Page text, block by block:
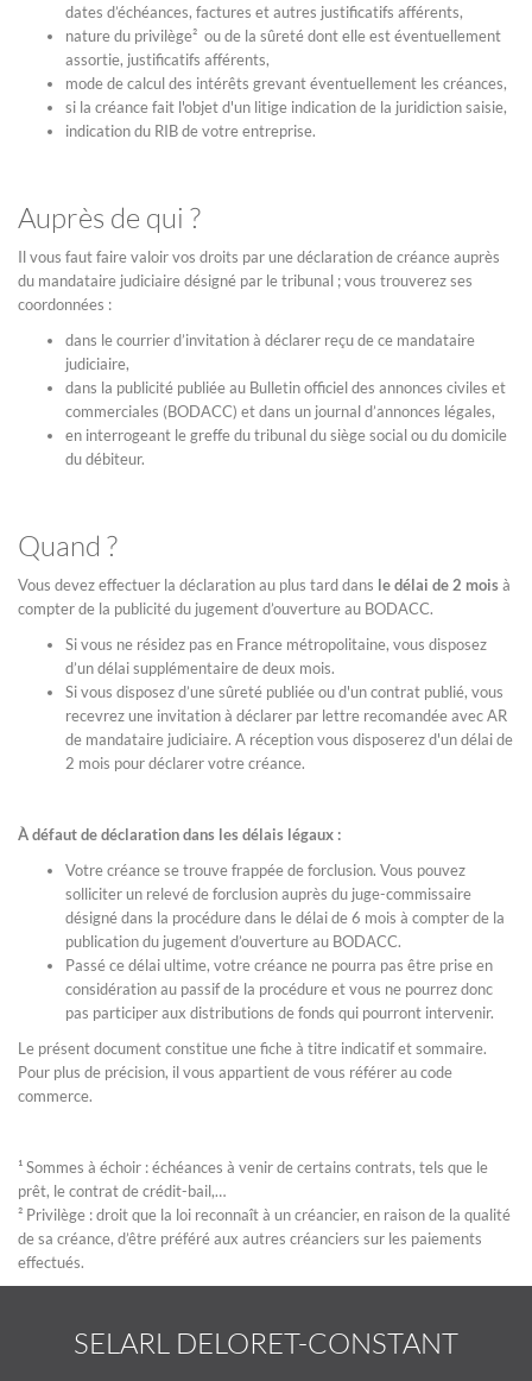
dates d’échéances, factures et autres justificatifs afférents,
nature du privilège² ou de la sûreté dont elle est éventuellement
assortie, justificatifs afférents,
mode de calcul des intérêts grevant éventuellement les créances,
si la créance fait l'objet d'un litige indication de la juridiction saisie,
indication du RIB de votre entreprise.
Auprès de qui ?
Il vous faut faire valoir vos droits par une déclaration de créance auprès
du mandataire judiciaire désigné par le tribunal ; vous trouverez ses
coordonnées :
dans le courrier d’invitation à déclarer reçu de ce mandataire
judiciaire,
dans la publicité publiée au Bulletin officiel des annonces civiles et
commerciales (BODACC) et dans un journal d’annonces légales,
en interrogeant le greffe du tribunal du siège social ou du domicile
du débiteur.
Quand ?
Vous devez effectuer la déclaration au plus tard dans le délai de 2 moisà
compter de la publicité du jugement d’ouverture au BODACC.
Si vous ne résidez pas en France métropolitaine, vous disposez
d’un délai supplémentaire de deux mois.
Si vous disposez d’une sûreté publiée ou d'un contrat publié, vous
recevrez une invitation à déclarer par lettre recomandée avec AR
de mandataire judiciaire. A réception vous disposerez d'un délai de
2 mois pour déclarer votre créance.
À défaut de déclaration dans les délais légaux :
Votre créance se trouve frappée de forclusion. Vous pouvez
solliciter un relevé de forclusion auprès du juge-commissaire
désigné dans la procédure dans le délai de 6 mois à compter de la
publication du jugement d’ouverture au BODACC.
Passé ce délai ultime, votre créance ne pourra pas être prise en
considération au passif de la procédure et vous ne pourrez donc
pas participer aux distributions de fonds qui pourront intervenir.
Le présent document constitue une fiche à titre indicatif et sommaire.
Pour plus de précision, il vous appartient de vous référer au code
commerce.
¹ Sommes à échoir : échéances à venir de certains contrats, tels que le
prêt, le contrat de crédit-bail,…
² Privilège : droit que la loi reconnaît à un créancier, en raison de la qualité
de sa créance, d’être préféré aux autres créanciers sur les paiements
effectués.
SELARL DELORET-CONSTANT